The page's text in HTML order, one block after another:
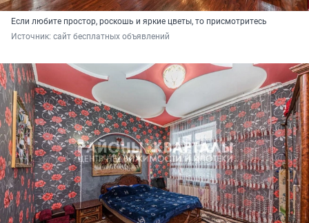
Если любите простор, роскошь и яркие цветы, то присмотритесь
Источник: сайт бесплатных объявлений